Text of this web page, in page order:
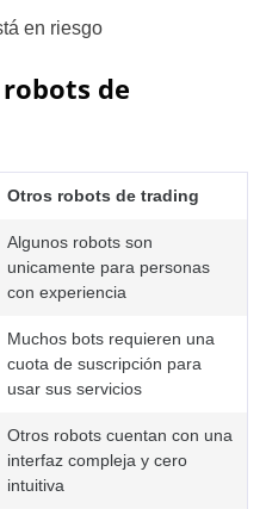
en riesgo
de
Otros robots de trading
Algunos robots son
unicamente para personas
con experiencia
Muchos bots requieren una
cuota de suscripción para
usar sus servicios
Otros robots cuentan con una
interfaz compleja y cero
intuitiva